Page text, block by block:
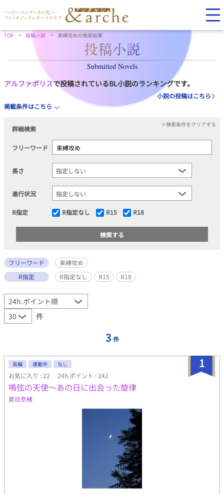
TOP 投稿小説 束縛攻めの検索結果
Submitted Novels
アルファポリスで投稿されているBL小説のランキングです。
小説の投稿はこちら
掲載条件はこちら
詳細検索
×検索条件をクリアする
フリーワード
長さ
進行状況
R指定 R指定なし R15 R18
フリーワード
束縛攻め
R指定
R指定なし R15 R18
件
3 件
1
長編 連載中 なし
お気に入り : 22 24h.ポイント : 242
鳴弦の天使～あの日に出会った旋律
夏目奈緒